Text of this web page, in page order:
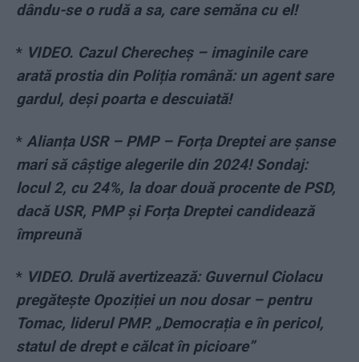
dându-se o rudă a sa, care semăna cu el!
* VIDEO. Cazul Cherecheș – imaginile care
arată prostia din Poliția română: un agent sare
gardul, deși poarta e descuiată!
* Alianța USR – PMP – Forța Dreptei are șanse
mari să câștige alegerile din 2024! Sondaj:
locul 2, cu 24%, la doar două procente de PSD,
dacă USR, PMP și Forța Dreptei candidează
împreună
* VIDEO. Drulă avertizează: Guvernul Ciolacu
pregătește Opoziției un nou dosar – pentru
Tomac, liderul PMP. „Democrația e în pericol,
statul de drept e călcat în picioare”